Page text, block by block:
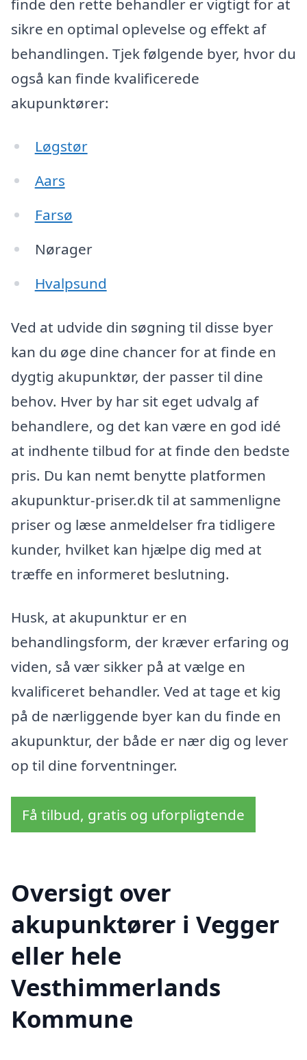
finde den rette behandler er vigtigt for at
sikre en optimal oplevelse og effekt af
behandlingen. Tjek følgende byer, hvor du
også kan finde kvalificerede
akupunktører:
Løgstør
Aars
Farsø
Nørager
Hvalpsund
Ved at udvide din søgning til disse byer
kan du øge dine chancer for at finde en
dygtig akupunktør, der passer til dine
behov. Hver by har sit eget udvalg af
behandlere, og det kan være en god idé
at indhente tilbud for at finde den bedste
pris. Du kan nemt benytte platformen
akupunktur-priser.dk til at sammenligne
priser og læse anmeldelser fra tidligere
kunder, hvilket kan hjælpe dig med at
træffe en informeret beslutning.
Husk, at akupunktur er en
behandlingsform, der kræver erfaring og
viden, så vær sikker på at vælge en
kvalificeret behandler. Ved at tage et kig
på de nærliggende byer kan du finde en
akupunktur, der både er nær dig og lever
op til dine forventninger.
Få tilbud, gratis og uforpligtende
Oversigt over
akupunktører i Vegger
eller hele
Vesthimmerlands
Kommune